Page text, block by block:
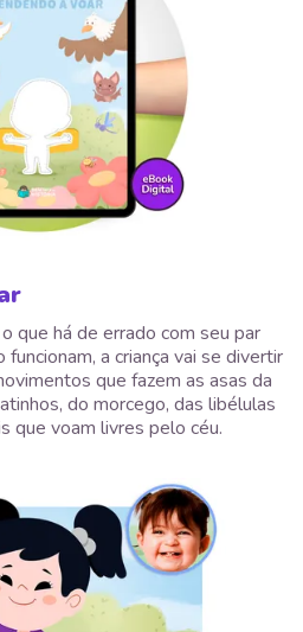
que há de errado com seu par
a criança vai se divertir
que fazem as asas da
do morcego, das libélulas
que voam livres pelo céu.